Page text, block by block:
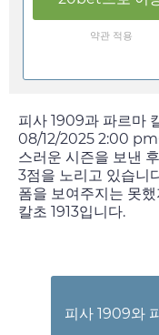
약관 적용
피사 1909과 파르마
08/12/2025 2:00 pm
스러운 시즌을 보낸
3점을 노리고 있습니
폼을 보여주지는 못
칼초 1913입니다.
피사 1909와